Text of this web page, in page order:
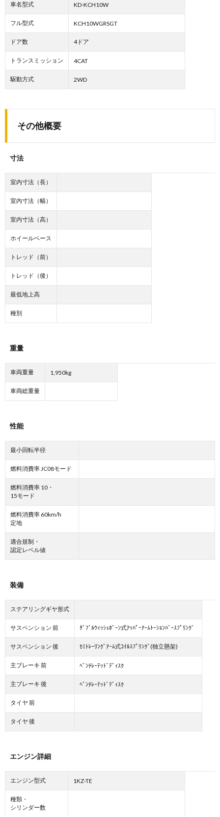
車名型式 KD-KCH10W
フル型式 KCH10WGRSGT
ドア数 4ドア
トランスミッション 4CAT
駆動方式 2WD
その他概要
寸法
室内寸法（長）
室内寸法（幅）
室内寸法（高）
ホイールベース
トレッド（前）
トレッド（後）
最低地上高
種別
重量
車両重量 1,950kg
車両総重量
性能
最小回転半径
燃料消費率 JC08モード
燃料消費率 10・
15モード
燃料消費率 60km/h
定地
適合規制・
認定レベル値
装備
ステアリングギヤ形式
サスペンション 前 ﾀﾞﾌﾞﾙｳｨｯｼｭﾎﾞｰﾝ式ｱｯﾊﾟｰｱｰﾑﾄｰｼｮﾝﾊﾞｰｽﾌﾟﾘﾝｸﾞ
サスペンション 後 ｾﾐﾄﾚｰﾘﾝｸﾞｱｰﾑ式ｺｲﾙｽﾌﾟﾘﾝｸﾞ(独立懸架)
主ブレーキ 前 ﾍﾞﾝﾁﾚｰﾃｯﾄﾞﾃﾞｨｽｸ
主ブレーキ 後 ﾍﾞﾝﾁﾚｰﾃｯﾄﾞﾃﾞｨｽｸ
タイヤ 前
タイヤ 後
エンジン詳細
エンジン型式 1KZ-TE
種類・
シリンダー数